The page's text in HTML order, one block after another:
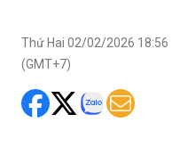
Thứ Hai 02/02/2026 18:56
(GMT+7)